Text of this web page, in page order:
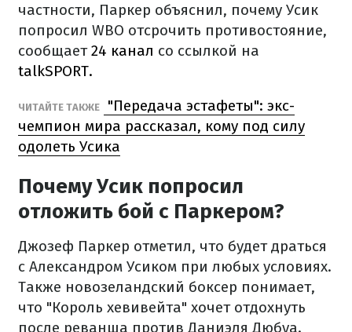
частности, Паркер объяснил, почему Усик
попросил WBO отсрочить противостояние,
сообщает24 канал со ссылкой на
talkSPORT.
ЧИТАЙТЕ ТАКЖЕ
"Передача эстафеты": экс-
чемпион мира рассказал, кому под силу
одолеть Усика
Почему Усик попросил
отложить бой с Паркером?
Джозеф Паркер отметил, что будет драться
с Александром Усиком при любых условиях.
Также новозеландский боксер понимает,
что "Король хевивейта" хочет отдохнуть
после реванша против Даниэля Дюбуа.